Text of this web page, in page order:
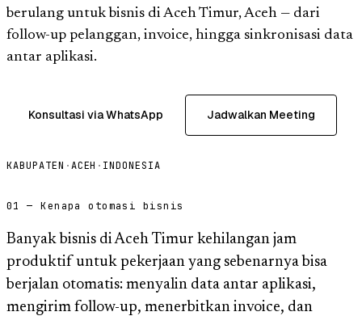
berulang untuk bisnis di Aceh Timur, Aceh — dari
follow-up pelanggan, invoice, hingga sinkronisasi data
antar aplikasi.
Konsultasi via WhatsApp Jadwalkan Meeting
KABUPATEN ·ACEH · INDONESIA
01 — Kenapa otomasi bisnis
Banyak bisnis di Aceh Timur kehilangan jam
produktif untuk pekerjaan yang sebenarnya bisa
berjalan otomatis: menyalin data antar aplikasi,
mengirim follow-up, menerbitkan invoice, dan